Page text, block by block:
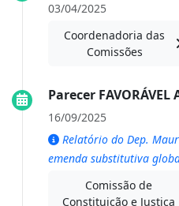
03/04/2025
Coordenadoria das
Comissões
Parecer
16/09/2025
Relatório do Dep.
emenda substitutiva
Comissão de
Constituição e Justiça